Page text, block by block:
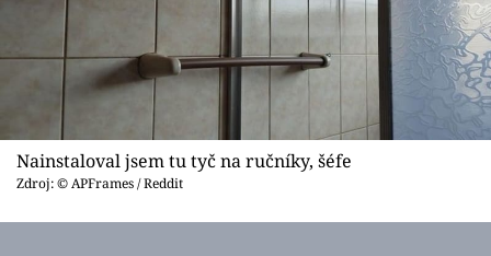
Nainstaloval jsem tu tyč na ručníky, šéfe
Zdroj: © APFrames / Reddit